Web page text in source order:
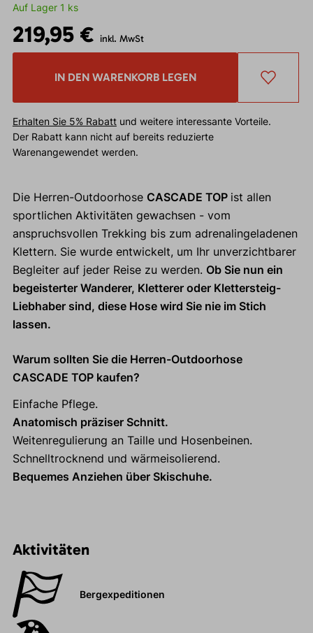
Auf Lager 1 ks
219,95 € inkl. MwSt
IN DEN WARENKORB LEGEN
Erhalten Sie 5% Rabattund weitere interessante Vorteile.
Der Rabatt kann nicht auf bereits reduzierte
Warenangewendet werden.
Die Herren-Outdoorhose CASCADE TOP ist allen
sportlichen Aktivitäten gewachsen - vom
anspruchsvollen Trekking bis zum adrenalingeladenen
Klettern. Sie wurde entwickelt, um Ihr unverzichtbarer
Begleiter auf jeder Reise zu werden. Ob Sie nun ein
begeisterter Wanderer, Kletterer oder Klettersteig-
Liebhaber sind, diese Hose wird Sie nie im Stich
lassen.
Warum sollten Sie die Herren-Outdoorhose
CASCADE TOP kaufen?
Einfache Pflege.
Anatomisch präziser Schnitt.
Weitenregulierung an Taille und Hosenbeinen.
Schnelltrocknend und wärmeisolierend.
Bequemes Anziehen über Skischuhe.
Aktivitäten
Bergexpeditionen